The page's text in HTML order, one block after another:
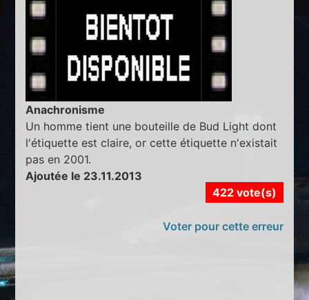
Anachronisme
Un homme tient une bouteille de Bud Light dont
l'étiquette est claire, or cette étiquette n'existait
pas en 2001.
Ajoutée le 23.11.2013
422 vote(s)
Voter pour cette erreur